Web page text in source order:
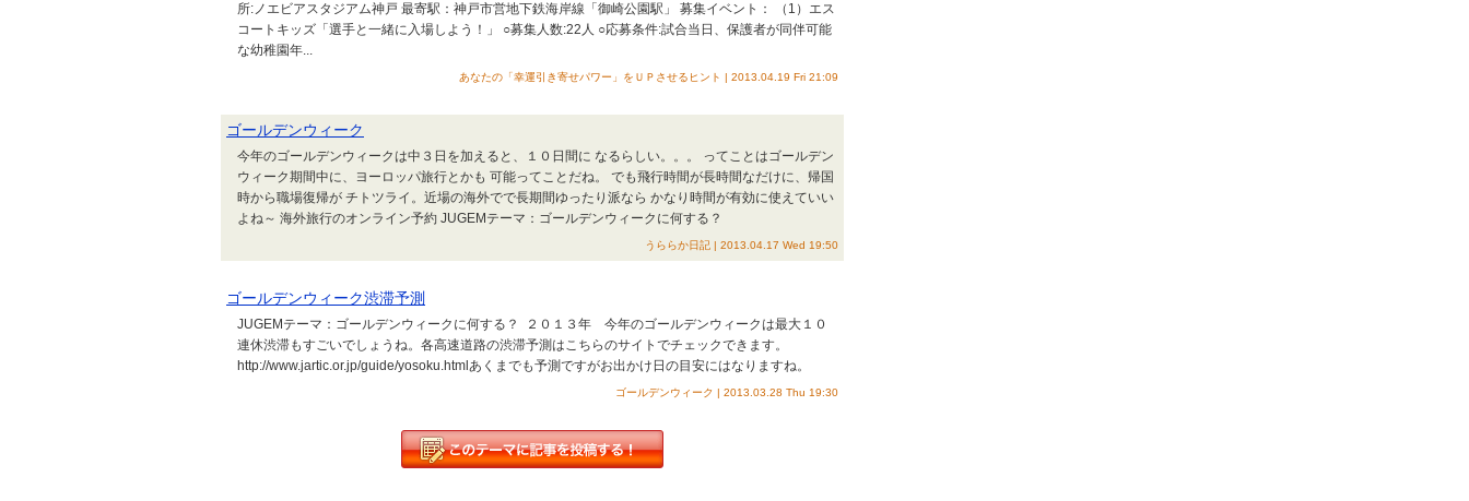
所:ノエビアスタジアム神戸 最寄駅：神戸市営地下鉄海岸線「御崎公園駅」 募集イベント： （1）エス
コートキッズ「選手と一緒に入場しよう！」 ○募集人数:22人 ○応募条件:試合当日、保護者が同伴可能
な幼稚園年...
あなたの「幸運引き寄せパワー」をＵＰさせるヒント | 2013.04.19 Fri 21:09
ゴールデンウィーク
今年のゴールデンウィークは中３日を加えると、１０日間に なるらしい。。。 ってことはゴールデン
ウィーク期間中に、ヨーロッパ旅行とかも 可能ってことだね。 でも飛行時間が長時間なだけに、帰国
時から職場復帰が チトツライ。近場の海外でで長期間ゆったり派なら かなり時間が有効に使えていい
よね～ 海外旅行のオンライン予約 JUGEMテーマ：ゴールデンウィークに何する？
うららか日記 | 2013.04.17 Wed 19:50
ゴールデンウィーク渋滞予測
JUGEMテーマ：ゴールデンウィークに何する？ ２０１３年 今年のゴールデンウィークは最大１０
連休渋滞もすごいでしょうね。各高速道路の渋滞予測はこちらのサイトでチェックできます。
http://www.jartic.or.jp/guide/yosoku.htmlあくまでも予測ですがお出かけ日の目安にはなりますね。
ゴールデンウィーク | 2013.03.28 Thu 19:30